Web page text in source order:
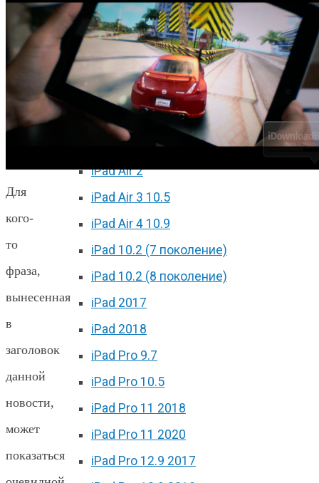
iPhone 12 Pro
iPhone 12 Pro Max
Ремонт iPad
iPad 2
iPad 3/4
iPad Air
iPad Air 2
iPad Air 3 10.5
iPad Air 4 10.9
iPad 10.2 (7 поколение)
iPad 10.2 (8 поколение)
iPad 2017
iPad 2018
iPad Pro 9.7
iPad Pro 10.5
iPad Pro 11 2018
iPad Pro 11 2020
iPad Pro 12.9 2017
Для
кого-
то
фраза,
вынесенная
в
заголовок
данной
новости,
может
показаться